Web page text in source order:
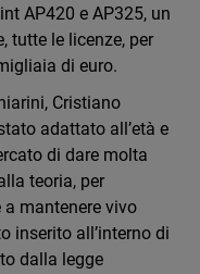
AP420 e AP325, un
tutte le licenze, per
di euro.
Cristiano
adattato all’età e
di dare molta
teoria, per
mantenere vivo
inserito all’interno di
dalla legge